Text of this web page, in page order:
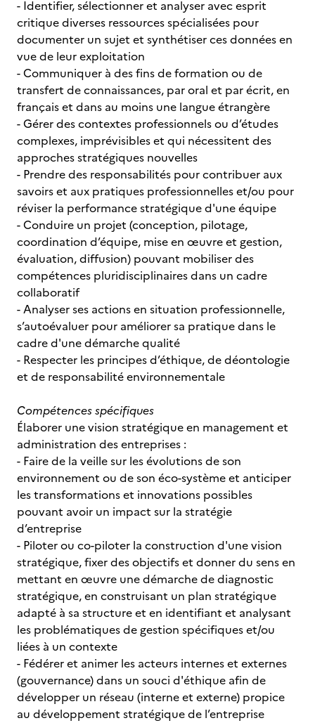
- Identifier, sélectionner et analyser avec esprit
critique diverses ressources spécialisées pour
documenter un sujet et synthétiser ces données en
vue de leur exploitation
- Communiquer à des fins de formation ou de
transfert de connaissances, par oral et par écrit, en
français et dans au moins une langue étrangère
- Gérer des contextes professionnels ou d’études
complexes, imprévisibles et qui nécessitent des
approches stratégiques nouvelles
- Prendre des responsabilités pour contribuer aux
savoirs et aux pratiques professionnelles et/ou pour
réviser la performance stratégique d'une équipe
- Conduire un projet (conception, pilotage,
coordination d’équipe, mise en œuvre et gestion,
évaluation, diffusion) pouvant mobiliser des
compétences pluridisciplinaires dans un cadre
collaboratif
- Analyser ses actions en situation professionnelle,
s’autoévaluer pour améliorer sa pratique dans le
cadre d'une démarche qualité
- Respecter les principes d’éthique, de déontologie
et de responsabilité environnementale
Compétences spécifiques
Élaborer une vision stratégique en management et
administration des entreprises :
- Faire de la veille sur les évolutions de son
environnement ou de son éco-système et anticiper
les transformations et innovations possibles
pouvant avoir un impact sur la stratégie
d’entreprise
- Piloter ou co-piloter la construction d'une vision
stratégique, fixer des objectifs et donner du sens en
mettant en œuvre une démarche de diagnostic
stratégique, en construisant un plan stratégique
adapté à sa structure et en identifiant et analysant
les problématiques de gestion spécifiques et/ou
liées à un contexte
- Fédérer et animer les acteurs internes et externes
(gouvernance) dans un souci d'éthique afin de
développer un réseau (interne et externe) propice
au développement stratégique de l’entreprise